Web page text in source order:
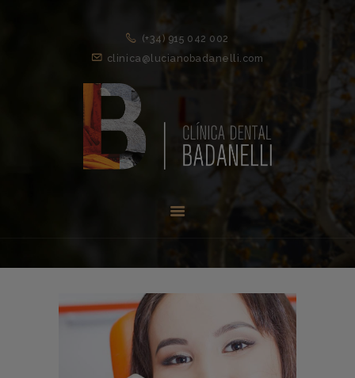
(+34) 915 042 002
clinica@lucianobadanelli.com
EQUIPO
NOVEDADES
CONTACTO